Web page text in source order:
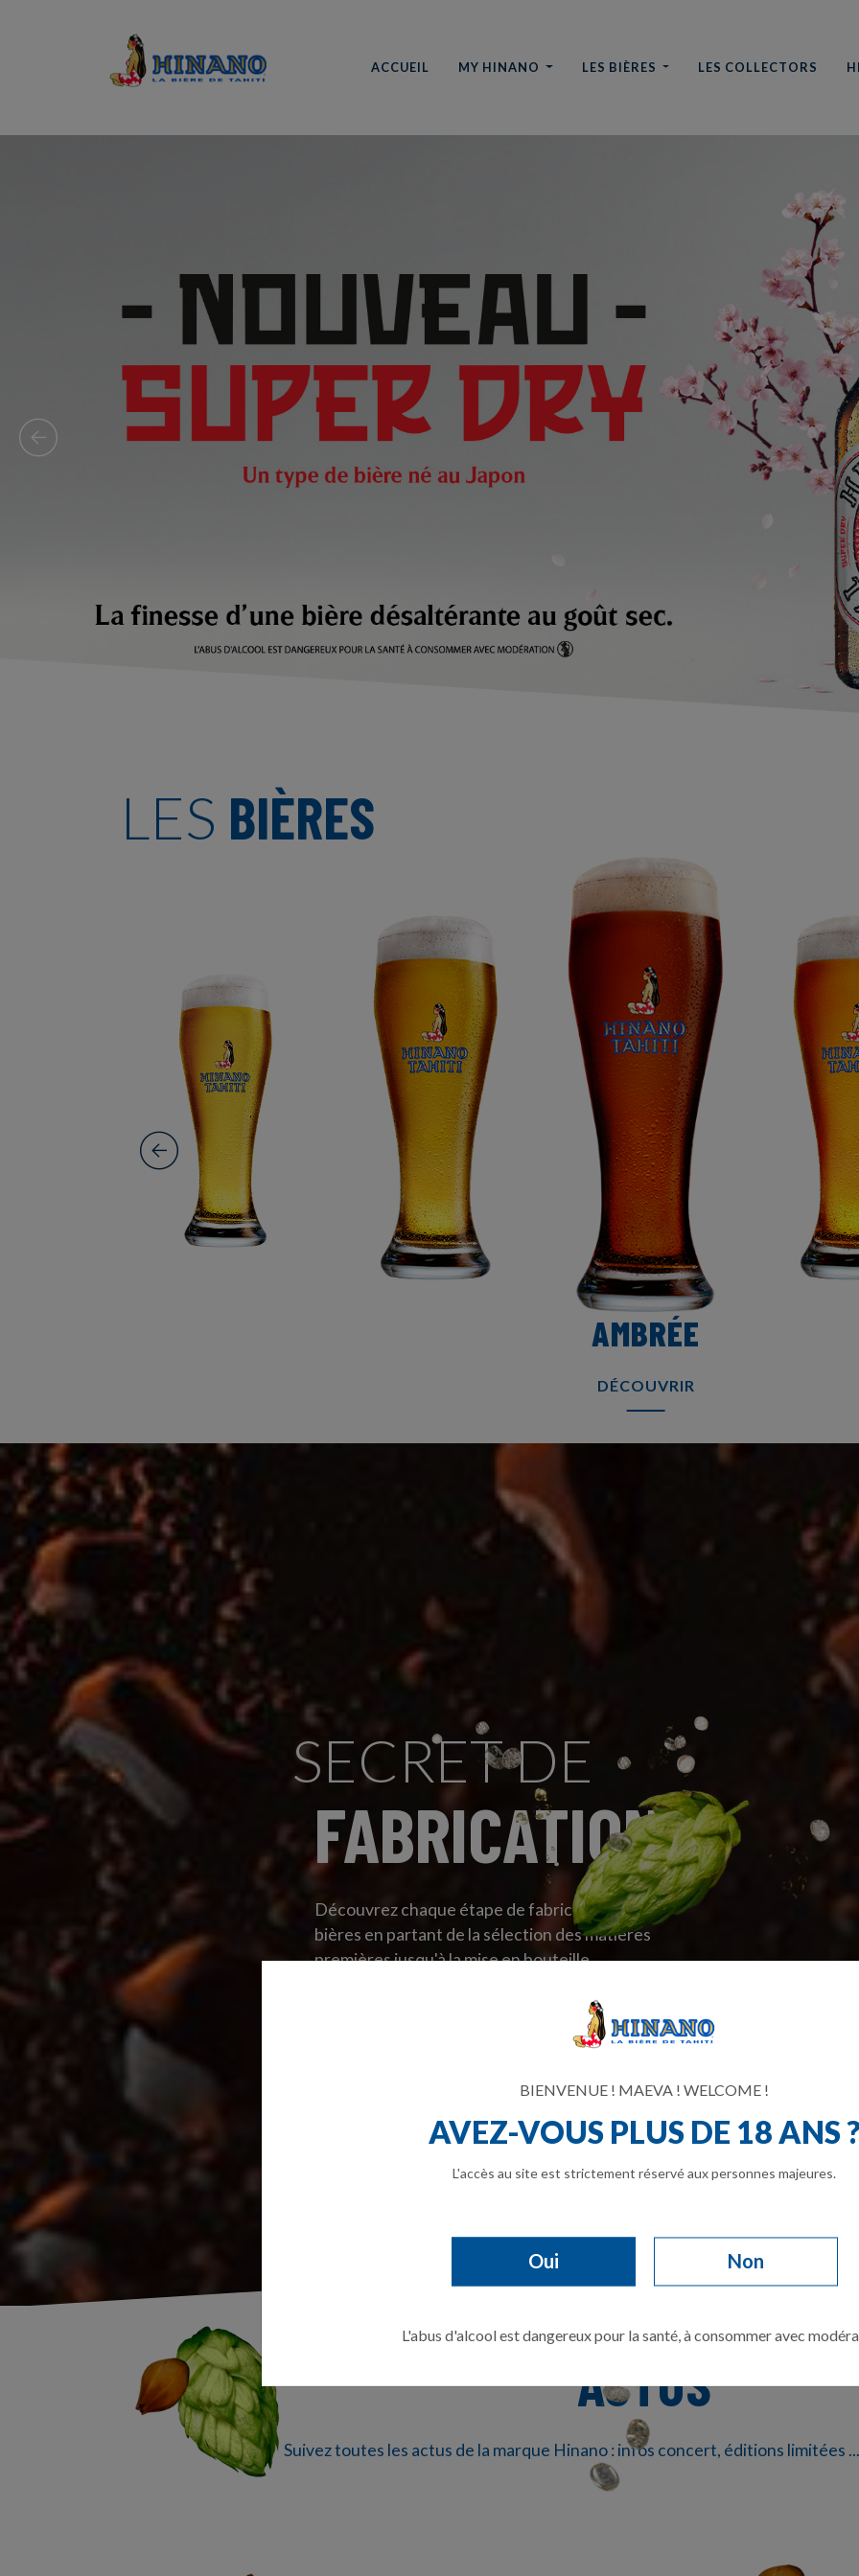
ACCUEIL MY HINANO LES BIÈRES LES COLLECTORS
HINANO, LA BIÈRE
DE TAHITI
LES BIÈRES
AMBRÉE
DÉCOUVRIR
SECRET DE
FABRICATION
Découvrez chaque étape de fabrication de nos
bières en partant de la sélection des matières
premières jusqu'à la mise en bouteille.
ACTUS
Suivez toutes les actus de la marque Hinano : infos concert, éditions limitées
BIENVENUE ! MAEVA ! WELCOME !
AVEZ-VOUS PLUS DE 18 ANS
L'accès au site est strictement réservé aux personnes majeures.
Oui Non
L'abus d'alcool est dangereux pour la santé, à consommer avec